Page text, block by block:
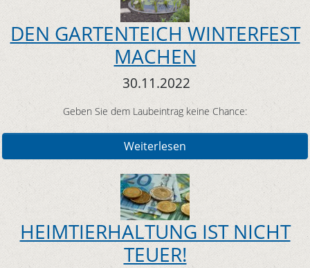
DEN GARTENTEICH WINTERFEST
MACHEN
30.11.2022
Geben Sie dem Laubeintrag keine Chance:
Weiterlesen
HEIMTIERHALTUNG IST NICHT
TEUER!